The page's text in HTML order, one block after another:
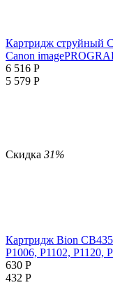
Картридж струйный
Canon
6 516 Р
5 579 Р
Скидка 31%
Картридж Bion
P1006, P1102, P1120,
630 Р
432 Р